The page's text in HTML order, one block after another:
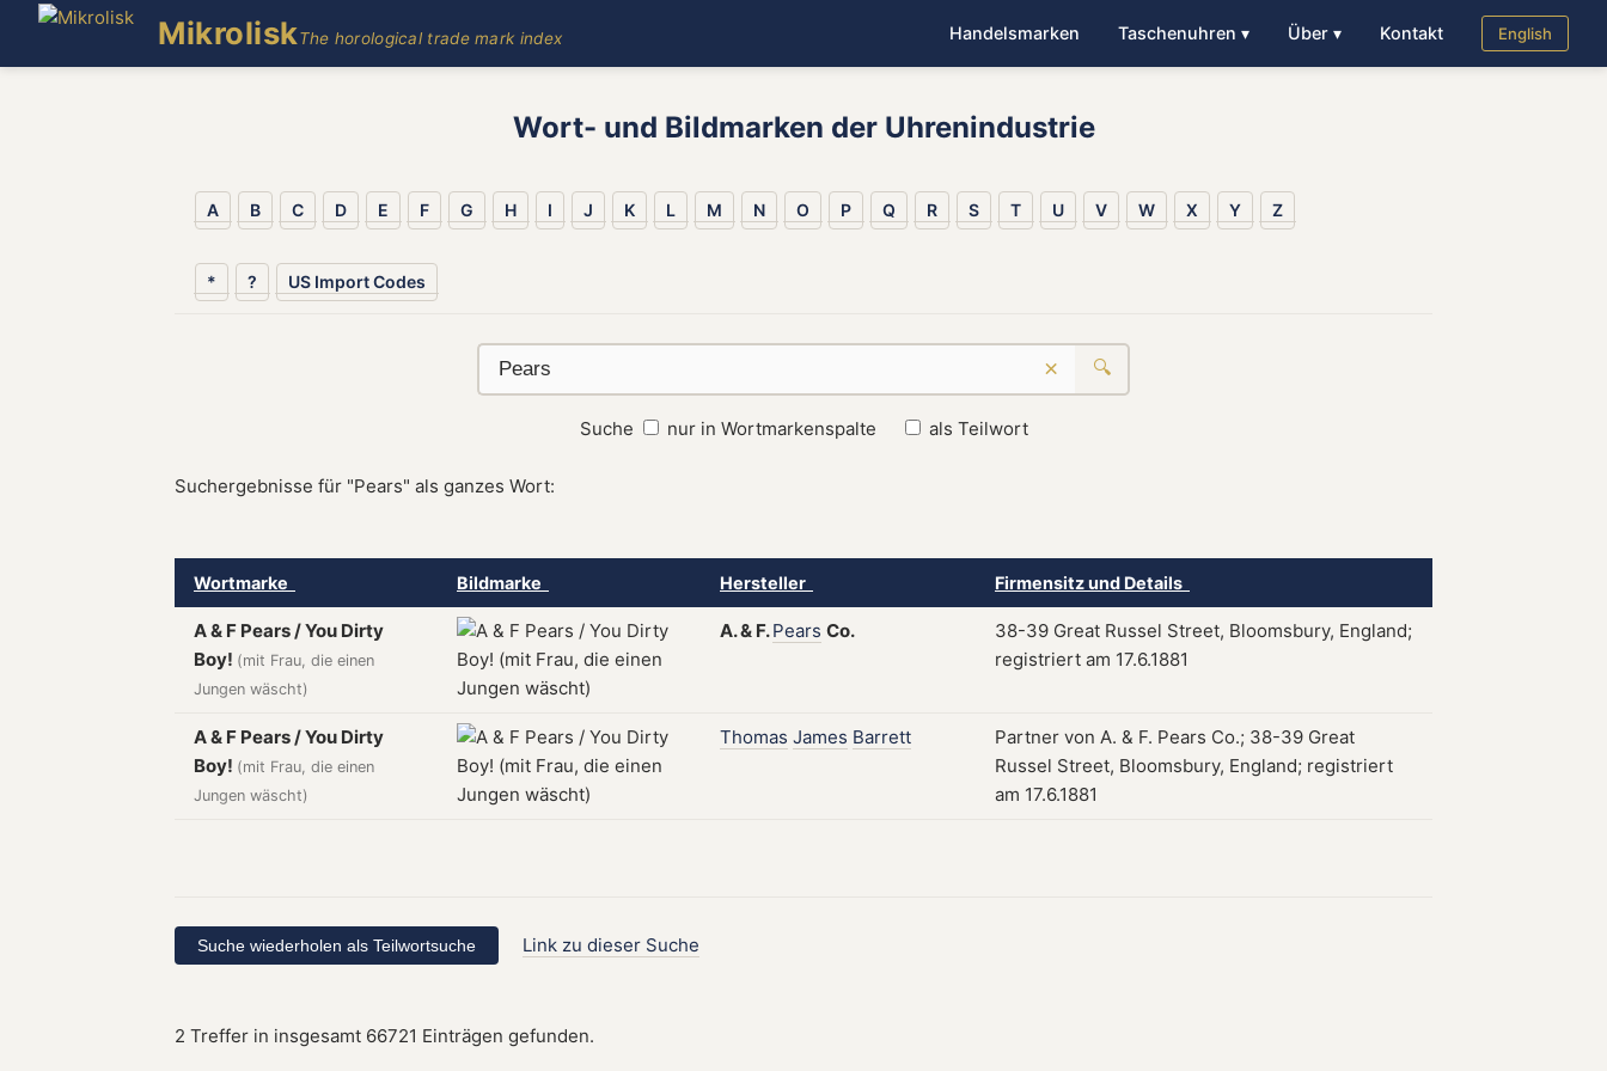
MikroliskThe horological trade mark index Handelsmarken Taschenuhren ▾ Über ▾ Kontakt English
Wort- und Bildmarken der Uhrenindustrie
A B C D E F G H I J K L M N O P Q R S T U V W X Y Z
* ? US Import Codes
× 🔍
Suche nur in Wortmarkenspalte als Teilwort
Suchergebnisse für "Pears" als ganzes Wort:
Wortmarke Bildmarke Hersteller Firmensitz und Details
A & F Pears / You Dirty
Boy! (mit Frau, die einen
Jungen wäscht)
A.& F.Pears Co.
38-39 Great Russel Street, Bloomsbury, England;
registriert am 17.6.1881
A & F Pears / You Dirty
Boy! (mit Frau, die einen
Jungen wäscht)
Thomas James Barrett
Partner von A. & F. Pears Co.; 38-39 Great
Russel Street, Bloomsbury, England; registriert
am 17.6.1881
Link zu dieser Suche
2 Treffer in insgesamt 66721 Einträgen gefunden.